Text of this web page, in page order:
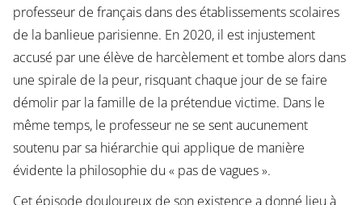
professeur de français dans des établissements scolaires
de la banlieue parisienne. En 2020, il est injustement
accusé par une élève de harcèlement et tombe alors dans
une spirale de la peur, risquant chaque jour de se faire
démolir par la famille de la prétendue victime. Dans le
même temps, le professeur ne se sent aucunement
soutenu par sa hiérarchie qui applique de manière
évidente la philosophie du « pas de vagues ».
Cet épisode douloureux de son existence a donné lieu à